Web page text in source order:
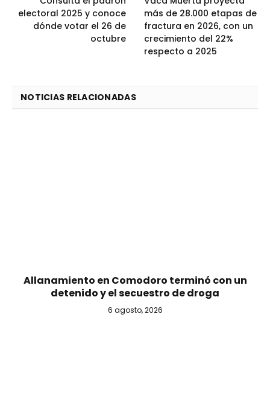
electoral 2025 y conoce
dónde votar el 26 de
octubre
más de 28.000 etapas de
fractura en 2026, con un
crecimiento del 22%
respecto a 2025
NOTICIAS RELACIONADAS
Allanamiento en Comodoro terminó con un
detenido y el secuestro de droga
6 agosto, 2026